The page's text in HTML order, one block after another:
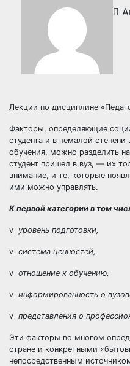
Лекции по дисциплине
Факторы, определяющие
студента и в немалой
обучения, можно разделить
студент пришел в вуз, — их
внимание, и те, которые
ими можно управлять.
К первой категории в том
v уровень подготовки,
v система ценностей,
v отношение к обучению,
v информированность о
v представления о
Эти факторы во многом
стране и конкретными
непосредственным